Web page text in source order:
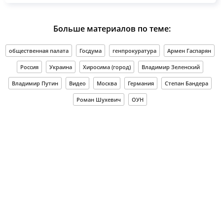
Больше материалов по теме:
общественная палата Госдума генпрокуратура Армен Гаспарян
Россия Украина Хиросима (город) Владимир Зеленский
Владимир Путин Видео Москва Германия Степан Бандера
Роман Шухевич ОУН